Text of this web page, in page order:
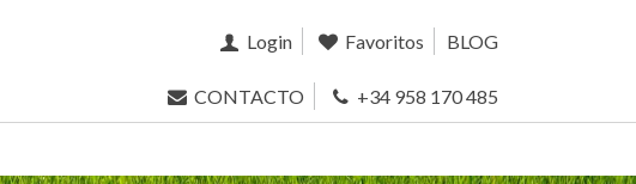
Login Favoritos BLOG
CONTACTO +34 958 170 485